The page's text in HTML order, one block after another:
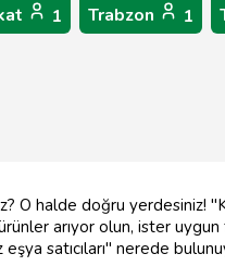
1 Trabzon 1
O halde doğru yerdesiniz!
arıyor olun, ister
satıcıları" nerede